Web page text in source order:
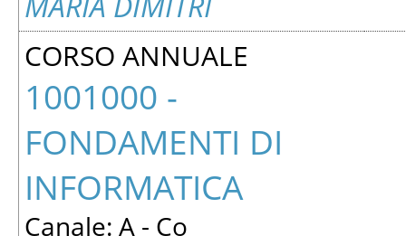
CORSO ANNUALE
1001000 -
FONDAMENTI DI
INFORMATICA
Canale: A - Co